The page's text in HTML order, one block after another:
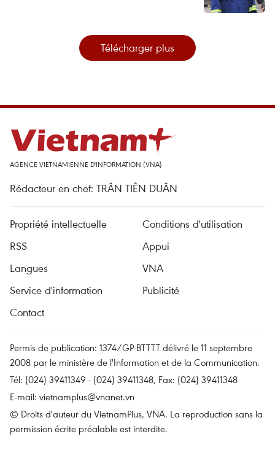
Télécharger plus
AGENCE VIETNAMIENNE D'INFORMATION (VNA)
Rédacteur en chef: TRÂN TIÊN DUÂN
Propriété intellectuelle
Conditions d'utilisation
RSS
Appui
Langues
VNA
Service d'information
Publicité
Contact
Permis de publication: 1374/GP-BTTTT délivré le 11 septembre
2008 par le ministère de l'Information et de la Communication.
Tél: (024) 39411349 - (024) 39411348, Fax: (024) 39411348
E-mail: vietnamplus@vnanet.vn
© Droits d'auteur du VietnamPlus, VNA. La reproduction sans la
permission écrite préalable est interdite.